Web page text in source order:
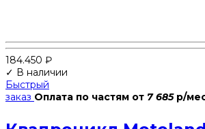
184.450 ₽
✓ В наличии
Быстрый
заказ Оплата по частям от 7 685р/